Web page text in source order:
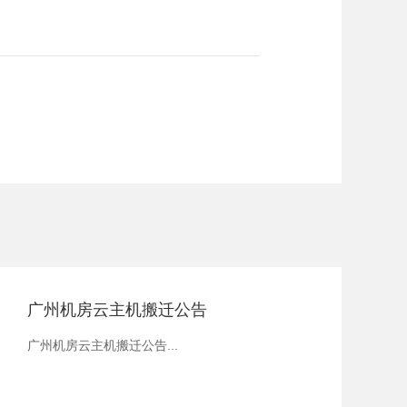
广州机房云主机搬迁公告
广州机房云主机搬迁公告...